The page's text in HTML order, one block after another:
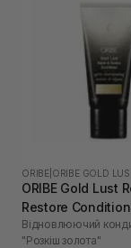
ORIBE ORIBE GOLD
ORIBE Gold Lust
Restore
Відновлюючий
"Розкіш золота"